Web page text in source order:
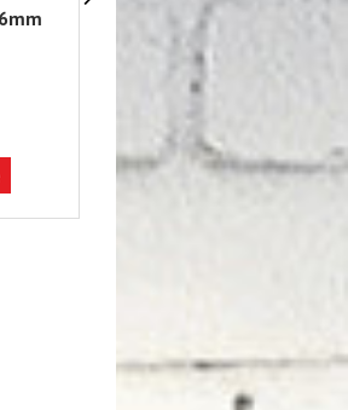
Малярная лента 24mm
BNM2425
245 ₸
Подробнее